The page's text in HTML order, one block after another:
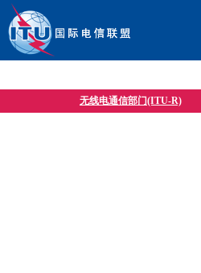
无线电通信部门(ITU-R)